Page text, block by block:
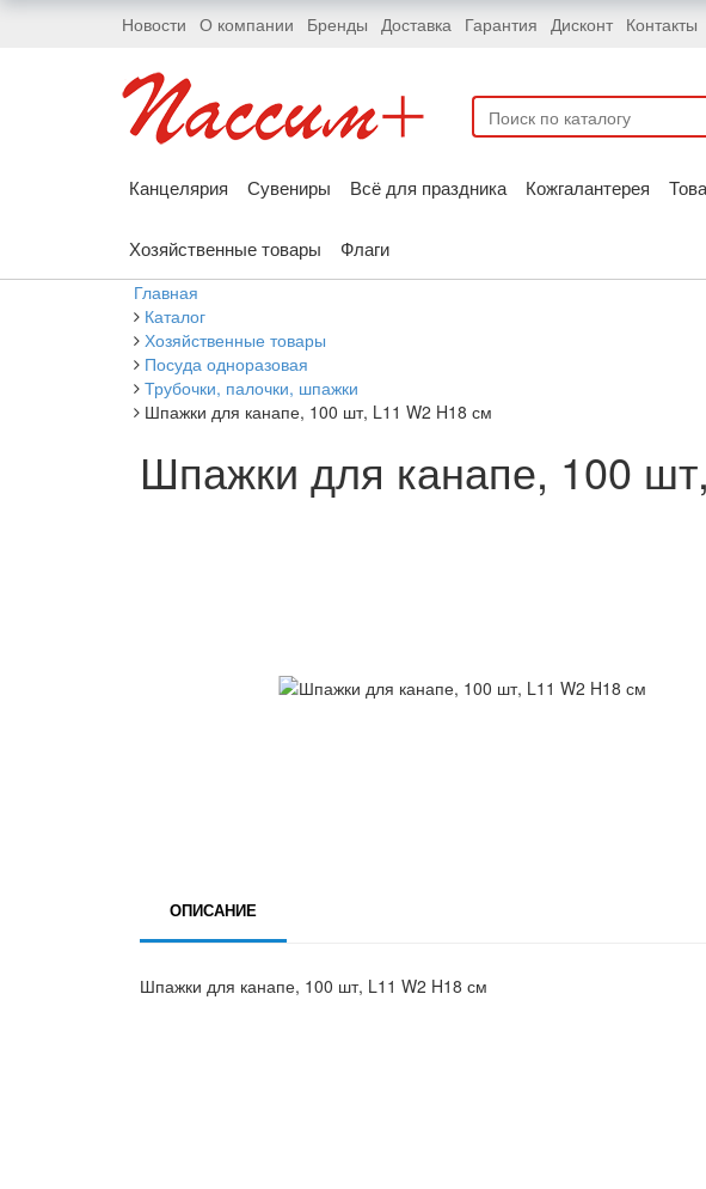
Новости О компании Бренды Доставка Гарантия Дисконт Контакты
Канцелярия Сувениры Всё для праздника Кожгалантерея
Хозяйственные товары Флаги
Главная
Каталог
Хозяйственные товары
Посуда одноразовая
Трубочки, палочки, шпажки
Шпажки для канапе, 100 шт, L11 W2 H18 см
Шпажки для канапе, 100
ОПИСАНИЕ
Шпажки для канапе, 100 шт, L11 W2 H18 см